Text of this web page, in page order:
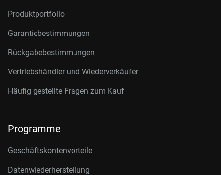
Produktportfolio
Garantiebestimmungen
Rückgabebestimmungen
Vertriebshändler und Wiederverkäufer
Häufig gestellte Fragen zum Kauf
Programme
Geschäftskontenvorteile
Datenwiederherstellung